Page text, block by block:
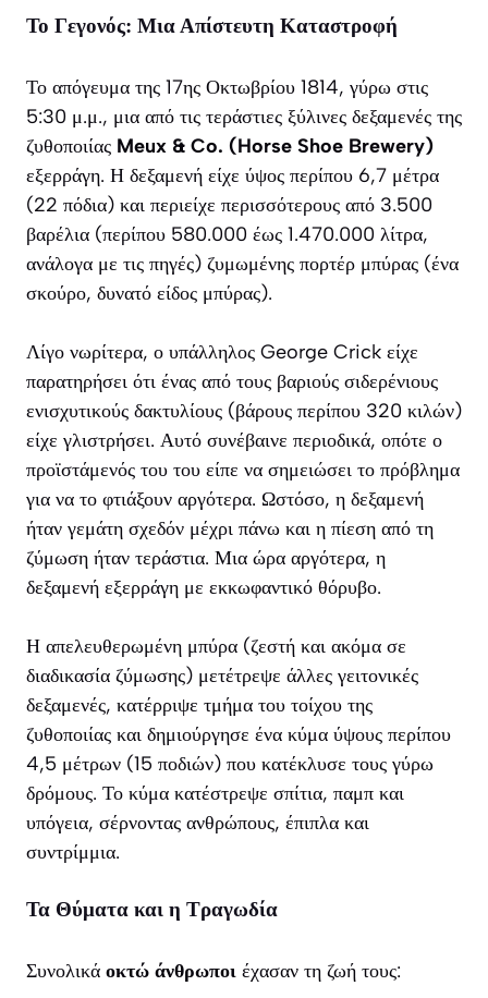
Το Γεγονός: Μια Απίστευτη Καταστροφή
Το απόγευμα της 17ης Οκτωβρίου 1814, γύρω στις
5:30 μ.μ., μια από τις τεράστιες ξύλινες δεξαμενές της
ζυθοποιίας Meux & Co. (Horse Shoe Brewery)
εξερράγη. Η δεξαμενή είχε ύψος περίπου 6,7 μέτρα
(22 πόδια) και περιείχε περισσότερους από 3.500
βαρέλια (περίπου 580.000 έως 1.470.000 λίτρα,
ανάλογα με τις πηγές) ζυμωμένης πορτέρ μπύρας (ένα
σκούρο, δυνατό είδος μπύρας).
Λίγο νωρίτερα, ο υπάλληλος George Crick είχε
παρατηρήσει ότι ένας από τους βαριούς σιδερένιους
ενισχυτικούς δακτυλίους (βάρους περίπου 320 κιλών)
είχε γλιστρήσει. Αυτό συνέβαινε περιοδικά, οπότε ο
προϊστάμενός του του είπε να σημειώσει το πρόβλημα
για να το φτιάξουν αργότερα. Ωστόσο, η δεξαμενή
ήταν γεμάτη σχεδόν μέχρι πάνω και η πίεση από τη
ζύμωση ήταν τεράστια. Μια ώρα αργότερα, η
δεξαμενή εξερράγη με εκκωφαντικό θόρυβο.
Η απελευθερωμένη μπύρα (ζεστή και ακόμα σε
διαδικασία ζύμωσης) μετέτρεψε άλλες γειτονικές
δεξαμενές, κατέρριψε τμήμα του τοίχου της
ζυθοποιίας και δημιούργησε ένα κύμα ύψους περίπου
4,5 μέτρων (15 ποδιών) που κατέκλυσε τους γύρω
δρόμους. Το κύμα κατέστρεψε σπίτια, παμπ και
υπόγεια, σέρνοντας ανθρώπους, έπιπλα και
συντρίμμια.
Τα Θύματα και η Τραγωδία
Συνολικά οκτώ άνθρωποι έχασαν τη ζωή τους: